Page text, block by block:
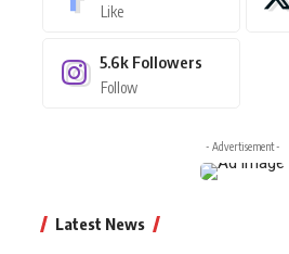
Like
5.6k Followers
Follow
- Advertisement -
Latest News